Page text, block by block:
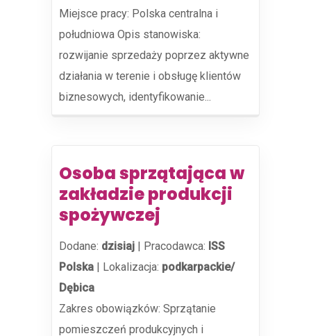
Miejsce pracy: Polska centralna i
południowa Opis stanowiska:
rozwijanie sprzedaży poprzez aktywne
działania w terenie i obsługę klientów
biznesowych, identyfikowanie...
Osoba sprzątająca w
zakładzie produkcji
spożywczej
Dodane: dzisiaj | Pracodawca: ISS
Polska | Lokalizacja: podkarpackie/
Dębica
Zakres obowiązków: Sprzątanie
pomieszczeń produkcyjnych i